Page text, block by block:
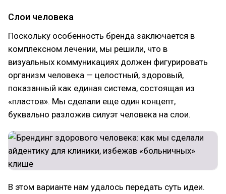
Слои человека
Поскольку особенность бренда заключается в
комплексном лечении, мы решили, что в
визуальных коммуникациях должен фигурировать
организм человека — целостный, здоровый,
показанный как единая система, состоящая из
«пластов». Мы сделали еще один концепт,
буквально разложив силуэт человека на слои.
В этом варианте нам удалось передать суть идеи.